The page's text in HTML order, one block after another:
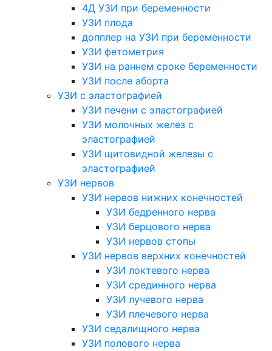
4Д УЗИ при беременности
УЗИ плода
допплер на УЗИ при беременности
УЗИ фетометрия
УЗИ на раннем сроке беременности
УЗИ после аборта
УЗИ с эластографией
УЗИ печени с эластографией
УЗИ молочных желез с
эластографией
УЗИ щитовидной железы с
эластографией
УЗИ нервов
УЗИ нервов нижних конечностей
УЗИ бедренного нерва
УЗИ берцового нерва
УЗИ нервов стопы
УЗИ нервов верхних конечностей
УЗИ локтевого нерва
УЗИ срединного нерва
УЗИ лучевого нерва
УЗИ плечевого нерва
УЗИ седалищного нерва
УЗИ полового нерва